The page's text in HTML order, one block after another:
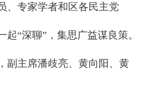
、专家学者和区各民主党
起“深聊”，集思广益谋良策。
副主席潘歧亮、黄向阳、黄